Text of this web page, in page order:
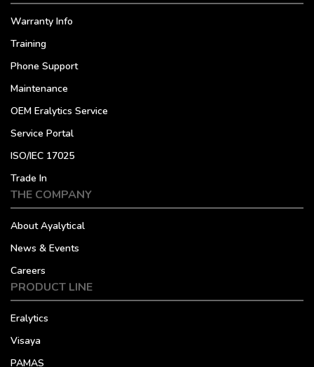
Warranty Info
Training
Phone Support
Maintenance
OEM Eralytics Service
Service Portal
ISO/IEC 17025
Trade In
THE COMPANY
About Ayalytical
News & Events
Careers
PRODUCT LINE
Eralytics
Visaya
PAMAS